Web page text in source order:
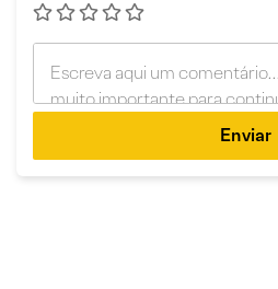
Enviar